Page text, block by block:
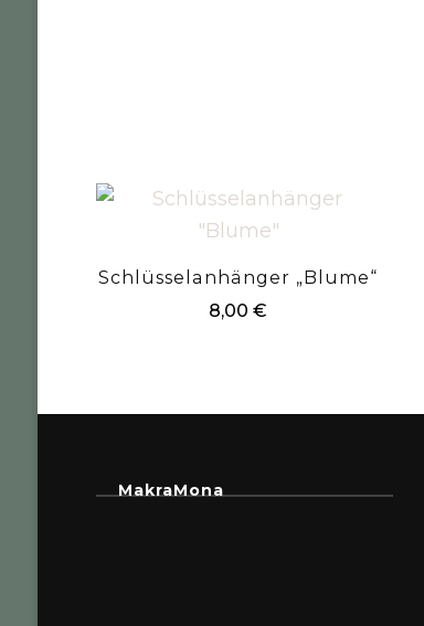
Schlüsselanhänger „Blume“
8,00€
MakraMona